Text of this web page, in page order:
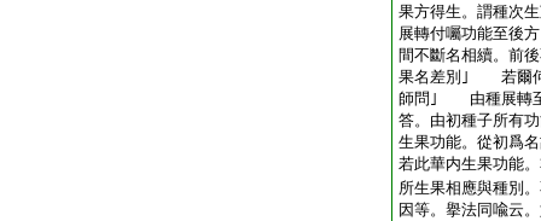
果方得生。謂種次
展轉付囑功能至後
間不斷名相續。前
果名差別｣ 若爾何
師問｣ 由種展轉至
答。由初種子所有
生果功能。從初爲
若此華内生果功能
所生果相應與種別
因等。擧法同喩云